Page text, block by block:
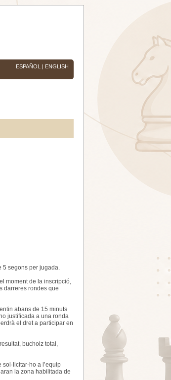
ESPAÑOL | ENGLISH
5 segons per jugada.
moment de la inscripció,
darreres rondes que
abans de 15 minuts
justificada a una ronda
el dret a participar en
bucholz total,
ho a l’equip
la zona habilitada de